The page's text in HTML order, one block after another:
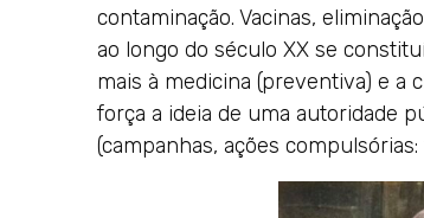
contaminação. Vacinas,
ao longo do século XX se
mais à medicina (preventiva) e a
força a ideia de uma autoridade
(campanhas, ações compulsórias: